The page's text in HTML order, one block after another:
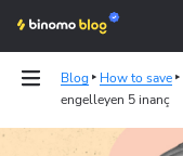
Blog How to save
engelleyen 5 inanç